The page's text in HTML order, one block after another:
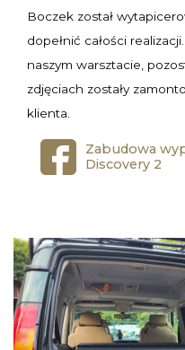
Boczek został
dopełnić całości
naszym warsztacie,
zdjęciach zostały
klienta.
Zabudowa
Discovery 2